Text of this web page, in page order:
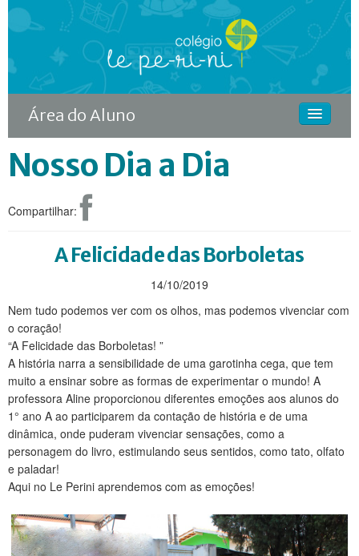
Área do Aluno
CURSOS
DIFERENCIAIS
MATRÍCULA
CONTINUIDADE RODIN
CONTATO
Nosso Dia a Dia
Compartilhar:
A Felicidade das Borboletas
14/10/2019
Nem tudo podemos ver com os olhos, mas podemos vivenciar com
o coração!
“A Felicidade das Borboletas! ”
A história narra a sensibilidade de uma garotinha cega, que tem
muito a ensinar sobre as formas de experimentar o mundo! A
professora Aline proporcionou diferentes emoções aos alunos do
1° ano A ao participarem da contação de história e de uma
dinâmica, onde puderam vivenciar sensações, como a
personagem do livro, estimulando seus sentidos, como tato, olfato
e paladar!
Aqui no Le Perini aprendemos com as emoções!